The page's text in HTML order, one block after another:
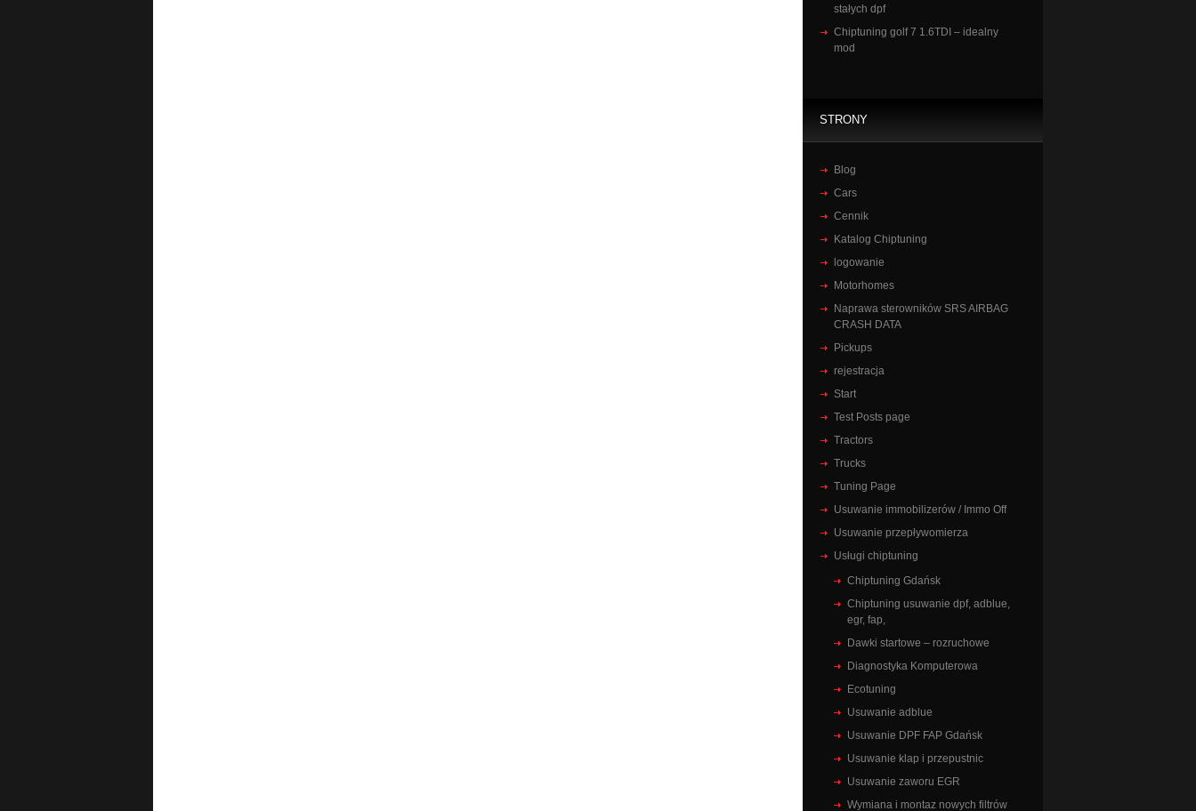
stałych dpf
Chiptuning golf 7 1.6TDI – idealny
mod
STRONY
Blog
Cars
Cennik
Katalog Chiptuning
logowanie
Motorhomes
Naprawa sterowników SRS AIRBAG
CRASH DATA
Pickups
rejestracja
Start
Test Posts page
Tractors
Trucks
Tuning Page
Usuwanie immobilizerów / Immo Off
Usuwanie przepływomierza
Usługi chiptuning
Chiptuning Gdańsk
Chiptuning usuwanie dpf, adblue,
egr, fap,
Dawki startowe – rozruchowe
Diagnostyka Komputerowa
Ecotuning
Usuwanie adblue
Usuwanie DPF FAP Gdańsk
Usuwanie klap i przepustnic
Usuwanie zaworu EGR
Wymiana i montaz nowych filtrów